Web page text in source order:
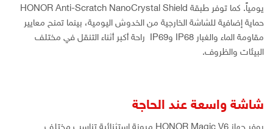
يومياً. كما توفر طبقة HONOR Anti-Scratch NanoCrystal Shield
حماية إضافية للشاشة الخارجية من الخدوش اليومية، بينما تمنح معايير
مقاومة الماء والغبار IP68 وIP69 راحة أكبر أثناء التنقل في مختلف
البيئات والظروف.
شاشة واسعة عند الحاجة